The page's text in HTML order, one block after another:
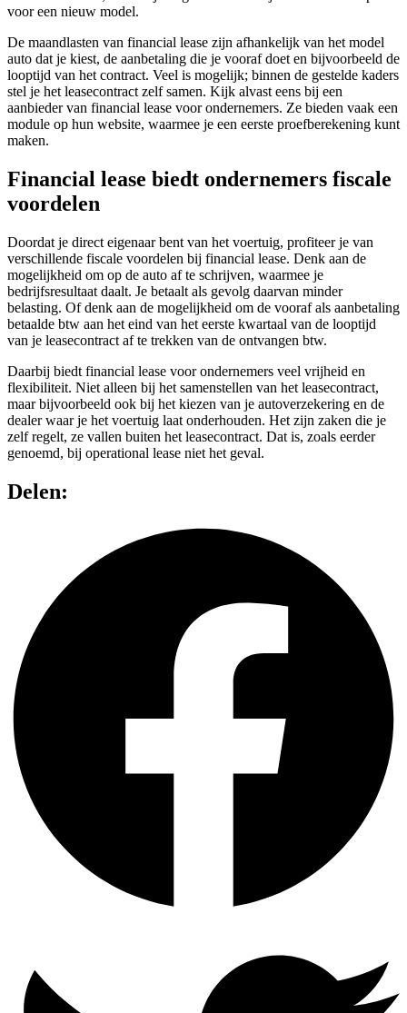
voor een nieuw model.
De maandlasten van financial lease zijn afhankelijk van het model
auto dat je kiest, de aanbetaling die je vooraf doet en bijvoorbeeld de
looptijd van het contract. Veel is mogelijk; binnen de gestelde kaders
stel je het leasecontract zelf samen. Kijk alvast eens bij een
aanbieder van financial lease voor ondernemers. Ze bieden vaak een
module op hun website, waarmee je een eerste proefberekening kunt
maken.
Financial lease biedt ondernemers fiscale
voordelen
Doordat je direct eigenaar bent van het voertuig, profiteer je van
verschillende fiscale voordelen bij financial lease. Denk aan de
mogelijkheid om op de auto af te schrijven, waarmee je
bedrijfsresultaat daalt. Je betaalt als gevolg daarvan minder
belasting. Of denk aan de mogelijkheid om de vooraf als aanbetaling
betaalde btw aan het eind van het eerste kwartaal van de looptijd
van je leasecontract af te trekken van de ontvangen btw.
Daarbij biedt financial lease voor ondernemers veel vrijheid en
flexibiliteit. Niet alleen bij het samenstellen van het leasecontract,
maar bijvoorbeeld ook bij het kiezen van je autoverzekering en de
dealer waar je het voertuig laat onderhouden. Het zijn zaken die je
zelf regelt, ze vallen buiten het leasecontract. Dat is, zoals eerder
genoemd, bij operational lease niet het geval.
Delen: